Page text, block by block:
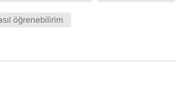
öğrenebilirim